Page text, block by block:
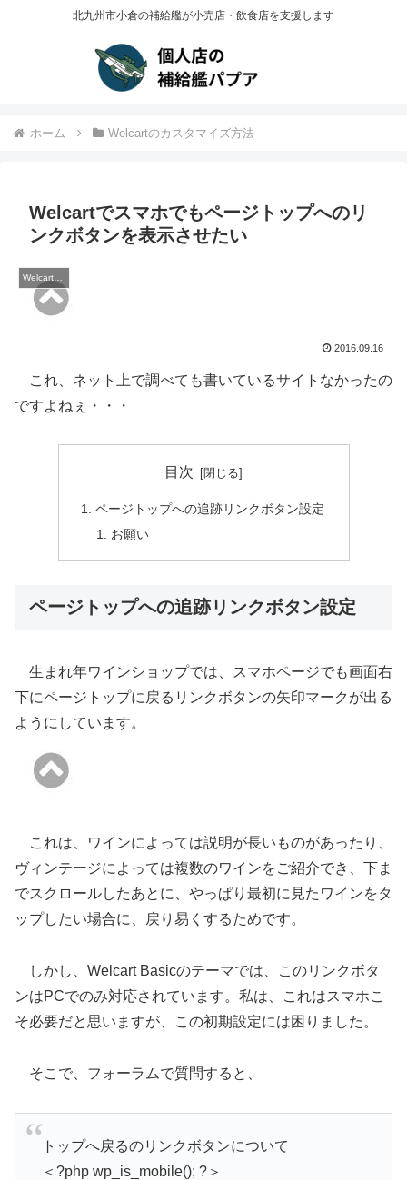
北九州市小倉の補給艦が小売店・飲食店を支援します
ホーム Welcartのカスタマイズ方法
Welcartでスマホでもページトップへのリ
ンクボタンを表示させたい
2016.09.16
これ、ネット上で調べても書いているサイトなかったの
ですよねぇ・・・
目次
ページトップへの追跡リンクボタン設定
お願い
ページトップへの追跡リンクボタン設定
生まれ年ワインショップでは、スマホページでも画面右
下にページトップに戻るリンクボタンの矢印マークが出る
ようにしています。
これは、ワインによっては説明が長いものがあったり、
ヴィンテージによっては複数のワインをご紹介でき、下ま
でスクロールしたあとに、やっぱり最初に見たワインをタ
ップしたい場合に、戻り易くするためです。
しかし、Welcart Basicのテーマでは、このリンクボタ
ンはPCでのみ対応されています。私は、これはスマホこ
そ必要だと思いますが、この初期設定には困りました。
そこで、フォーラムで質問すると、
トップへ戻るのリンクボタンについて
＜?php wp_is_mobile(); ?＞